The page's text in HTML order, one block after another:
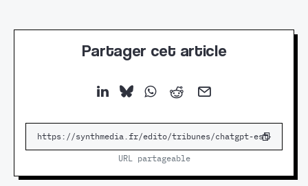
Partager cet article
URL partageable